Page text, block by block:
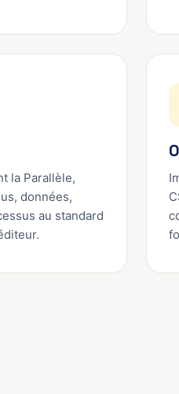
la Parallèle,
données,
au standard